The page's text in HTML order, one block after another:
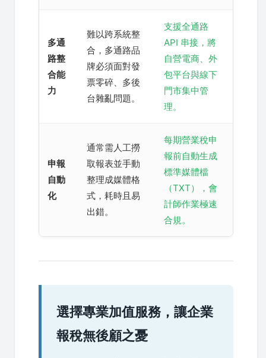
多通
路整
合能
力
難以跨系統整
合，多通路品
牌必須面對發
票零碎、多後
台雜亂問題。
支援全通路
API 串接，將
自營電商、外
包平台與線下
門市集中管
理。
申報
自動
化
通常需人工撈
取報表並手動
整理成媒體格
式，耗時且易
出錯。
每期營業稅申
報前自動生成
標準媒體檔
（TXT），會
計師作業極速
合規。
選擇專業加值服務，讓企業
報稅無後顧之憂